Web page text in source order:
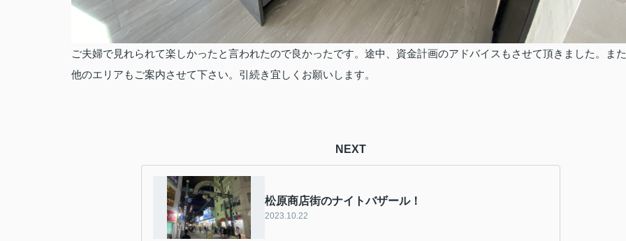
ご夫婦で見れられて楽しかったと言われたので良かったです。途中、資金計画のアドバイスもさせて頂きました。また
他のエリアもご案内させて下さい。引続き宜しくお願いします。
NEXT
松原商店街のナイトバザール！
2023.10.22